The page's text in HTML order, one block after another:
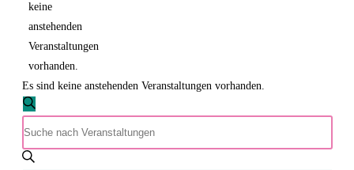
keine
anstehenden
Veranstaltungen
vorhanden.
Es sind keine anstehenden Veranstaltungen vorhanden.
Veranstaltungen
Suche
und
Suche
Schlüsselwort
eingeben.